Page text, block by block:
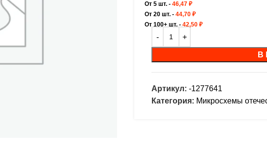
От 5 шт. - 46,47 ₽
От 20 шт. - 44,70 ₽
От 100+ шт. - 42,50 ₽
В
Артикул: -1277641
Категория: Микросхемы